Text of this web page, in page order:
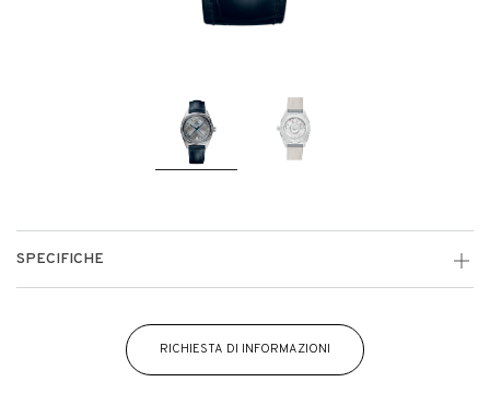
SPECIFICHE
RICHIESTA DI INFORMAZIONI